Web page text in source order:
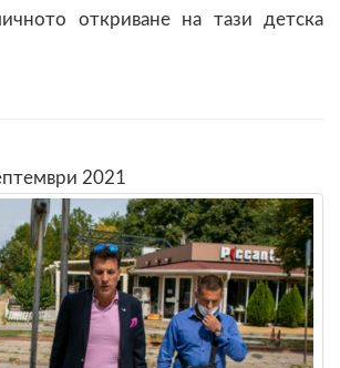
откриване на тази детска
2021